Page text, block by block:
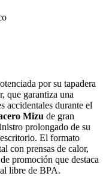
por su tapadera
que garantiza una
accidentales durante el
Mizu de gran
prolongado de su
El formato
con prensas de calor,
promoción que destaca
libre de BPA.